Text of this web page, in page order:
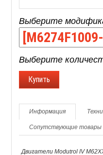
Выберите
Выберите
Информация
Сопутствующие товары
Двигатели Modutrol IV